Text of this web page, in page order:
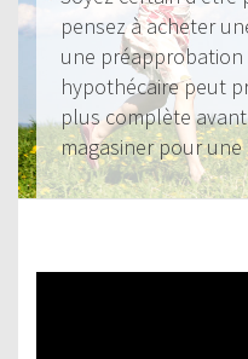
pensez à acheter
une
hypothécaire peut
plus complète
magasiner pour une